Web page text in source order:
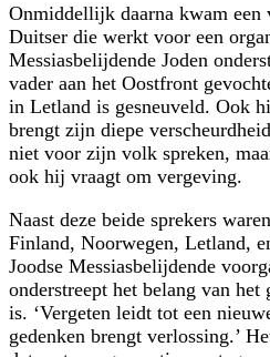
Onmiddellijk daarna kwam een
Duitser die werkt voor een
Messiasbelijdende Joden
vader aan het Oostfront
in Letland is gesneuveld. Ook
brengt zijn diepe
niet voor zijn volk spreken,
ook hij vraagt om vergeving.
Naast deze beide sprekers
Finland, Noorwegen, Letland,
Joodse Messiasbelijdende
onderstreept het belang van het
is. ‘Vergeten leidt tot een
gedenken brengt verlossing.’